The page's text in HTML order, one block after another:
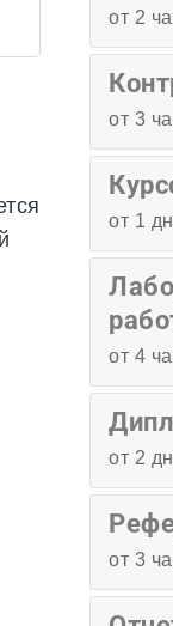
от 2
от 3
от 1
от 4
от 2
от 3